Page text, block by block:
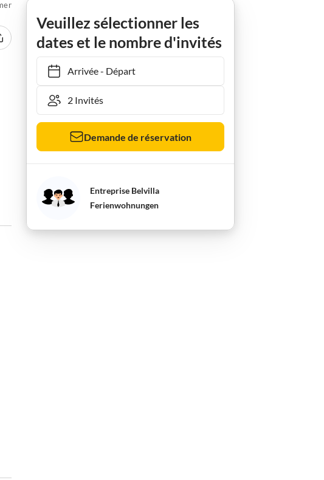
Veuillez sélectionner les
dates et le nombre d'invités
Arrivée- Départ
Demande de réservation
Entreprise Belvilla
Ferienwohnungen